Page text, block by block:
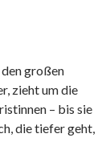
großen
zieht um die
– bis sie
die tiefer geht,